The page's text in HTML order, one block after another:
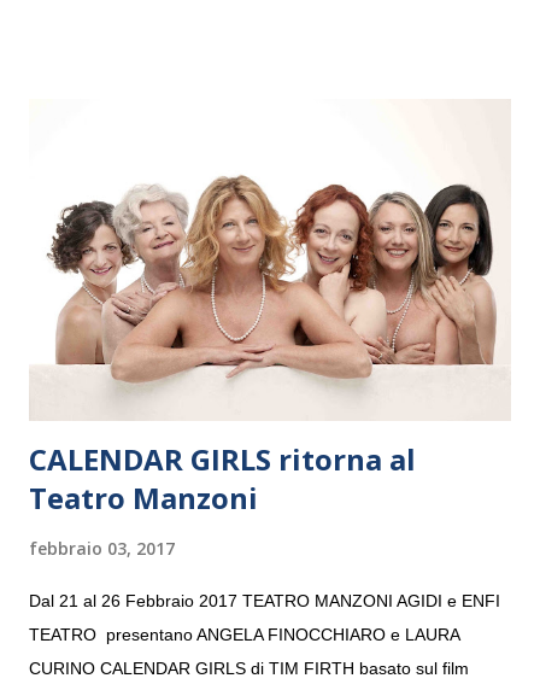
“Settembre dell’Accademia” dove si esibirà per il secondo anno
consecutivo. Il pubblico milanese avrà il piacere di applaudire i
giovani artisti della Baltic Sea Youth Philharmonic per la quarta
volta. L’orchestra, fondata nel 2008 da Kristjan Järvi (affiancato
da un prestigioso consiglio di consulent...
CALENDAR GIRLS ritorna al
Teatro Manzoni
febbraio 03, 2017
Dal 21 al 26 Febbraio 2017 TEATRO MANZONI AGIDI e ENFI
TEATRO presentano ANGELA FINOCCHIARO e LAURA
CURINO CALENDAR GIRLS di TIM FIRTH basato sul film